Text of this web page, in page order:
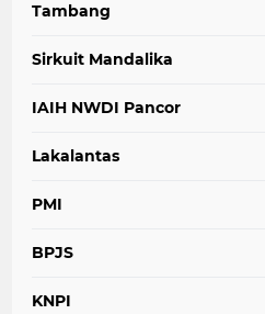
Tambang
Sirkuit Mandalika
IAIH NWDI Pancor
Lakalantas
PMI
BPJS
KNPI